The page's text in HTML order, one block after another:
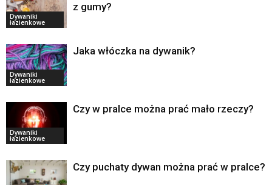
Dywaniki
łazienkowe
z gumy?
Dywaniki
łazienkowe
Jaka włóczka na dywanik?
Dywaniki
łazienkowe
Czy w pralce można prać mało rzeczy?
Czy puchaty dywan można prać w pralce?